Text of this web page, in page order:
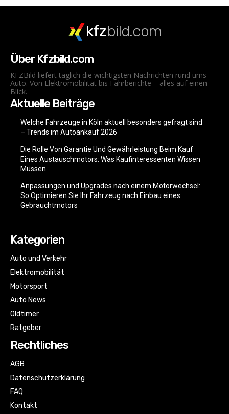
kfzbild.com
Über Kfzbild.com
KFZBild liefert täglich die wichtigsten Nachrichten rund ums
Auto. Von Elektromobilität bis Fahrberichte – alles auf einen
Blick.
Aktuelle Beiträge
Welche Fahrzeuge in Köln aktuell besonders gefragt sind
– Trends im Autoankauf 2026
Die Rolle Von Garantie Und Gewährleistung Beim Kauf
Eines Austauschmotors: Was Kaufinteressenten Wissen
Müssen
Anpassungen und Upgrades nach einem Motorwechsel:
So Optimieren Sie Ihr Fahrzeug nach Einbau eines
Gebrauchtmotors
Kategorien
Auto und Verkehr
Elektromobilität
Motorsport
Auto News
Oldtimer
Ratgeber
Rechtliches
AGB
Datenschutzerklärung
FAQ
Kontakt